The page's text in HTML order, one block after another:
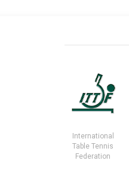
International
Table Tennis
Federation